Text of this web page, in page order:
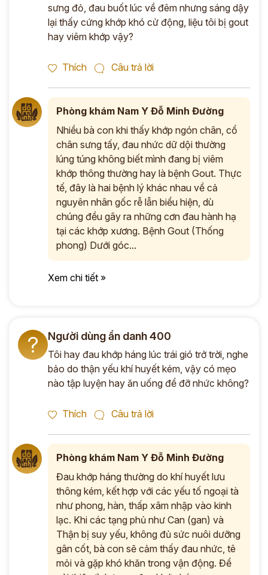
sưng đỏ, đau buốt lúc về đêm nhưng sáng dậy
lại thấy cứng khớp khó cử động, liệu tôi bị gout
hay viêm khớp vậy?
Thích Câu trả lời
Phòng khám Nam Y Đỗ Minh Đường
Nhiều bà con khi thấy khớp ngón chân, cổ
chân sưng tấy, đau nhức dữ dội thường
lúng túng không biết mình đang bị viêm
khớp thông thường hay là bệnh Gout. Thực
tế, đây là hai bệnh lý khác nhau về cả
nguyên nhân gốc rễ lẫn biểu hiện, dù
chúng đều gây ra những cơn đau hành hạ
tại các khớp xương. Bệnh Gout (Thống
phong) Dưới góc...
Xem chi tiết »
? Người dùng ẩn danh 400
Tôi hay đau khớp háng lúc trái gió trở trời, nghe
bảo do thận yếu khí huyết kém, vậy có mẹo
nào tập luyện hay ăn uống để đỡ nhức không?
Thích Câu trả lời
Phòng khám Nam Y Đỗ Minh Đường
Đau khớp háng thường do khí huyết lưu
thông kém, kết hợp với các yếu tố ngoại tà
như phong, hàn, thấp xâm nhập vào kinh
lạc. Khi các tạng phủ như Can (gan) và
Thận bị suy yếu, không đủ sức nuôi dưỡng
gân cốt, bà con sẽ cảm thấy đau nhức, tê
mỏi và gặp khó khăn trong vận động. Để